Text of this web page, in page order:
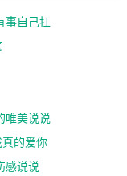
事自己扛
唯美说说
的爱你
感说说